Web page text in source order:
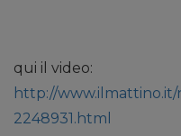
qui il video:
http://www.ilmattino.it/
2248931.html